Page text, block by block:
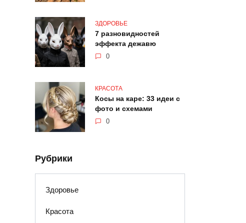
ЗДОРОВЬЕ
7 разновидностей
эффекта дежавю
0
КРАСОТА
Косы на каре: 33 идеи с
фото и схемами
0
Рубрики
Здоровье
Красота